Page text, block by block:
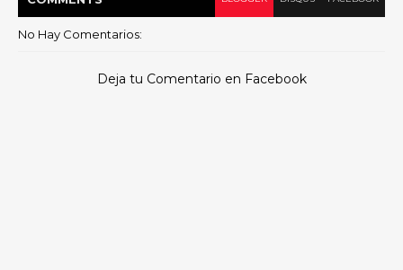
No Hay Comentarios:
Deja tu Comentario en Facebook